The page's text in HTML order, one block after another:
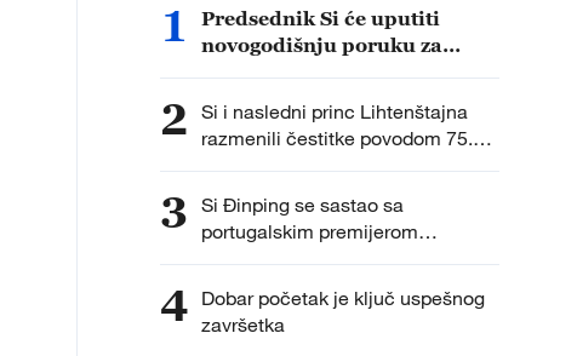
1
Predsednik Si će uputiti
novogodišnju poruku za
2 Si i nasledni princ Lihtenštajna
razmenili čestitke povodom 75.
godišnjice diplomatskih odnosa
3 Si Đinping se sastao sa
portugalskim premijerom
Montenegrom
4 Dobar početak je ključ uspešnog
završetka